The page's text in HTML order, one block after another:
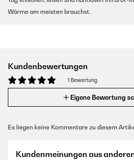
Wärme am meisten brauchst.
Kundenbewertungen
1 Bewertung
Eigene Bewertung
Es liegen keine Kommentare zu diesem
Kundenmeinungen aus